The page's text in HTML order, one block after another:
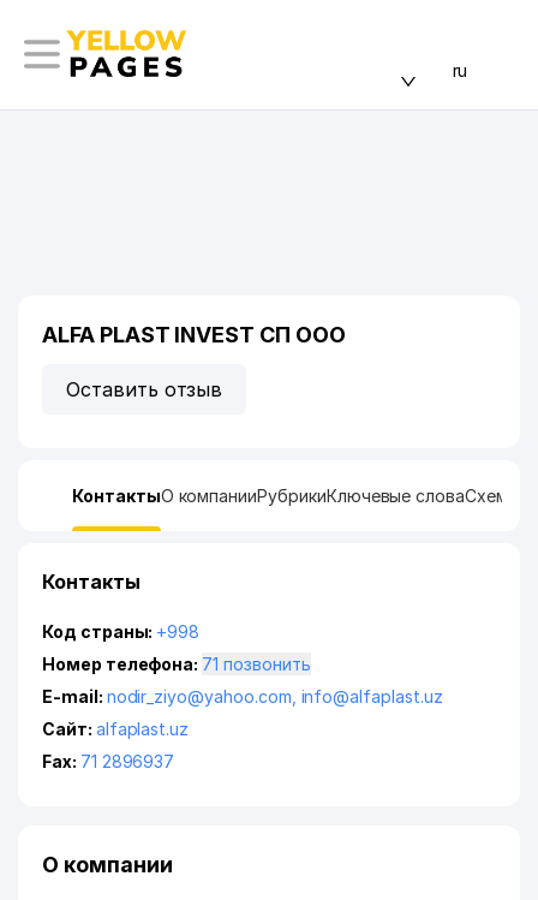
ru
ALFA PLAST INVEST СП ООО
Оставить отзыв
КонтактыО компанииРубрикиКлючевые словаСхема
Контакты
Код страны: +998
Номер телефона:
71 позвонить
E-mail: nodir_ziyo@yahoo.com info@alfaplast.uz
Сайт: alfaplast.uz
Fax: 71 2896937
О компании